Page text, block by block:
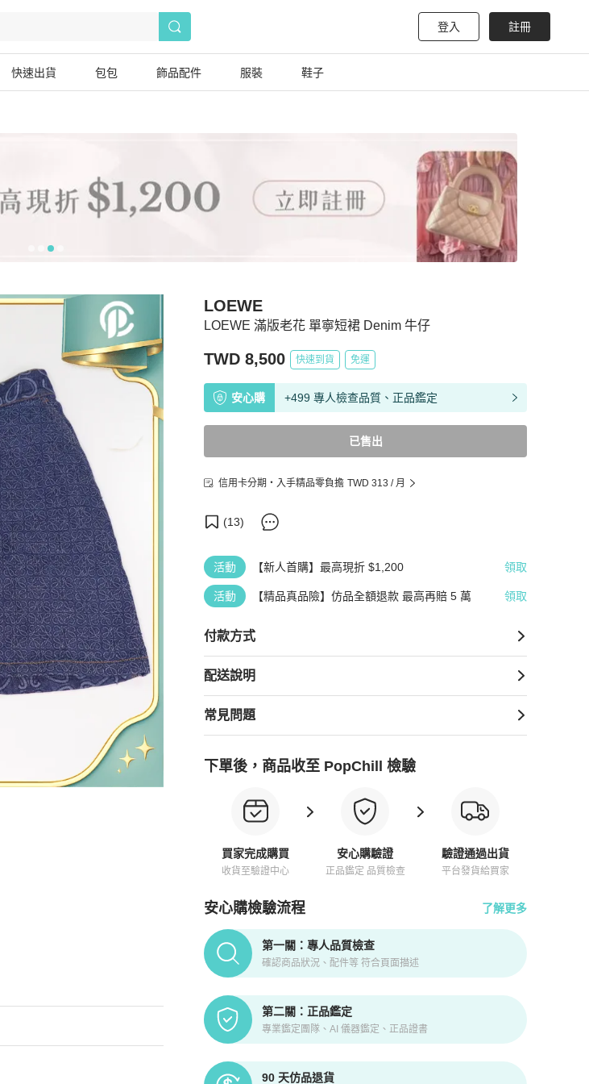
登入 註冊
快速出貨 包包 飾品配件 服裝 鞋子
LOEWE 滿版老花 單寧短裙 Denim 牛仔
LOEWE
TWD 8,500 快速到貨 免運
安心購 +499 專人檢查品質、正品鑑定
已售出
信用卡分期・入手精品零負擔 TWD 313 / 月
(13)
活動 【新人首購】最高現折 $1,200 領取
活動 【精品真品險】仿品全額退款 最高再賠 5 萬 領取
付款方式
配送說明
常見問題
下單後，商品收至 PopChill 檢驗
買家完成購買
收貨至驗證中心
安心購驗證
正品鑑定 品質檢查
驗證通過出貨
平台發貨給買家
安心購檢驗流程 了解更多
PopChill拍拍圈正品驗證、安心購檢驗流程介紹
第一關：專人品質檢查
確認商品狀況、配件等 符合頁面描述
第二關：正品鑑定
專業鑑定團隊、AI 儀器鑑定、正品證書
90 天仿品退貨